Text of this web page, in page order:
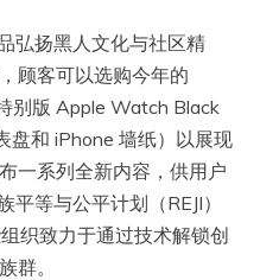
弘扬黑人文化与社区精
顾客可以选购今年的
别版 Apple Watch Black
盘和 iPhone 墙纸）以展现
一系列全新内容，供用户
等与公平计划（REJI）
织致力于通过技术解锁创
群。